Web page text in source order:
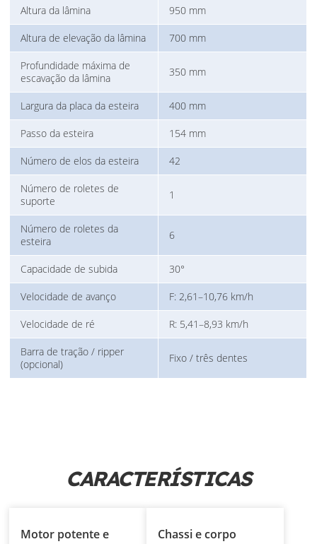
Altura da lâmina 950 mm
Altura de elevação da lâmina 700 mm
Profundidade máxima de
escavação da lâmina
350 mm
Largura da placa da esteira 400 mm
Passo da esteira 154 mm
Número de elos da esteira 42
Número de roletes de
suporte
1
Número de roletes da
esteira
6
Capacidade de subida 30°
Velocidade de avanço F: 2,61–10,76 km/h
Velocidade de ré R: 5,41–8,93 km/h
Barra de tração / ripper
(opcional)
Fixo / três dentes
CARACTERÍSTICAS
Motor potente e
Chassi e corpo